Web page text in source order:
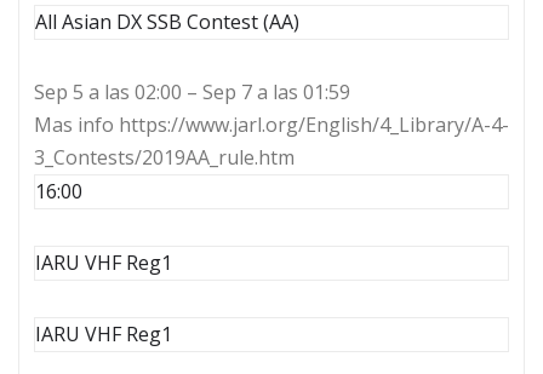
All Asian DX SSB Contest (AA)
Sep 5 a las 02:00 – Sep 7 a las 01:59
Mas info https://www.jarl.org/English/4_Library/A-4-
3_Contests/2019AA_rule.htm
16:00
IARU VHF Reg1
IARU VHF Reg1